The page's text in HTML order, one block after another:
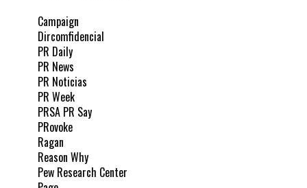
Campaign
Dircomfidencial
PR Daily
PR News
PR Noticias
PR Week
PRSA PR Say
PRovoke
Ragan
Reason Why
Pew Research Center